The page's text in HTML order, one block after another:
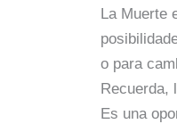
La Muerte
o para
Recuerda,
Es una